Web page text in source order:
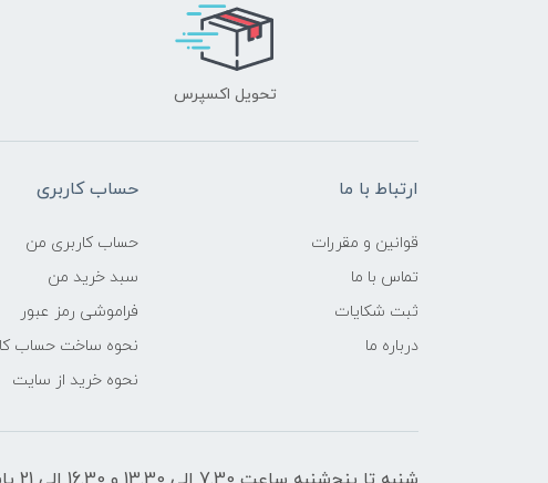
تحویل اکسپرس
ارتباط با ما
قوانین و مقررات
تماس با ما
ثبت شکایات
درباره ما
حساب کاربری
حساب کاربری من
سبد خرید من
فراموشی رمز عبور
نحوه ساخت حساب
نحوه خرید از سایت